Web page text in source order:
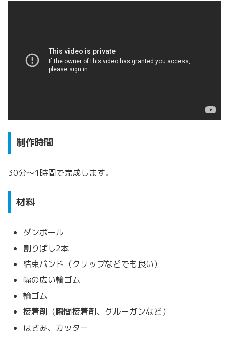
制作時間
30分～1時間で完成します。
材料
ダンボール
割りばし2本
結束バンド（クリップなどでも良い）
幅の広い輪ゴム
輪ゴム
接着剤（瞬間接着剤、グルーガンなど）
はさみ、カッター